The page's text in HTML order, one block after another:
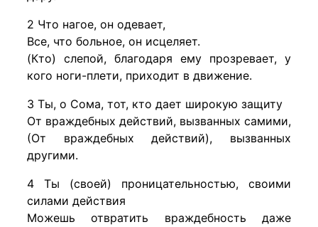
2 Что нагое, он одевает,
Все, что больное, он исцеляет.
(Кто) слепой, благодаря ему прозревает, у
кого ноги-плети, приходит в движение.
3 Ты, о Сома, тот, кто дает широкую защиту
От враждебных действий, вызванных самими,
(От враждебных действий), вызванных
другими.
4 Ты (своей) проницательностью, своими
силами действия
Можешь отвратить враждебность даже